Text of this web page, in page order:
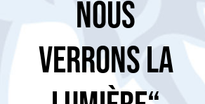
nous
verrons la